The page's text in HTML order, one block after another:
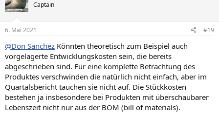
Captain
6. Mai 2021 #19
@Don Sanchez Könnten theoretisch zum Beispiel auch
vorgelagerte Entwicklungskosten sein, die bereits
abgeschrieben sind. Für eine komplette Betrachtung des
Produktes verschwinden die natürlich nicht einfach, aber im
Quartalsbericht tauchen sie nicht auf. Die Stückkosten
bestehen ja insbesondere bei Produkten mit überschaubarer
Lebenszeit nicht nur aus der BOM (bill of materials).